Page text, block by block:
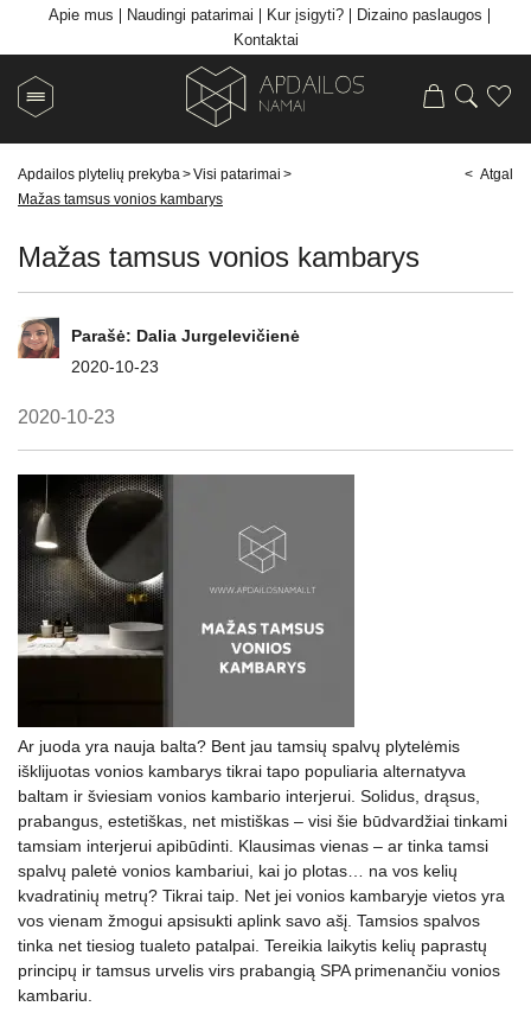
Apie mus Naudingi patarimai Kur įsigyti?
Dizaino paslaugos
Kontaktai
Apdailos plytelių prekyba >Visi patarimai >
Mažas tamsus vonios kambarys
< Atgal
Mažas tamsus vonios kambarys
Parašė: Dalia Jurgelevičienė
2020-10-23
2020-10-23
Ar juoda yra nauja balta? Bent jau tamsių spalvų plytelėmis
išklijuotas vonios kambarys tikrai tapo populiaria alternatyva
baltam ir šviesiam vonios kambario interjerui. Solidus, drąsus,
prabangus, estetiškas, net mistiškas – visi šie būdvardžiai tinkami
tamsiam interjerui apibūdinti. Klausimas vienas – ar tinka tamsi
spalvų paletė vonios kambariui, kai jo plotas… na vos kelių
kvadratinių metrų? Tikrai taip. Net jei vonios kambaryje vietos yra
vos vienam žmogui apsisukti aplink savo ašį. Tamsios spalvos
tinka net tiesiog tualeto patalpai. Tereikia laikytis kelių paprastų
principų ir tamsus urvelis virs prabangią SPA primenančiu vonios
kambariu.